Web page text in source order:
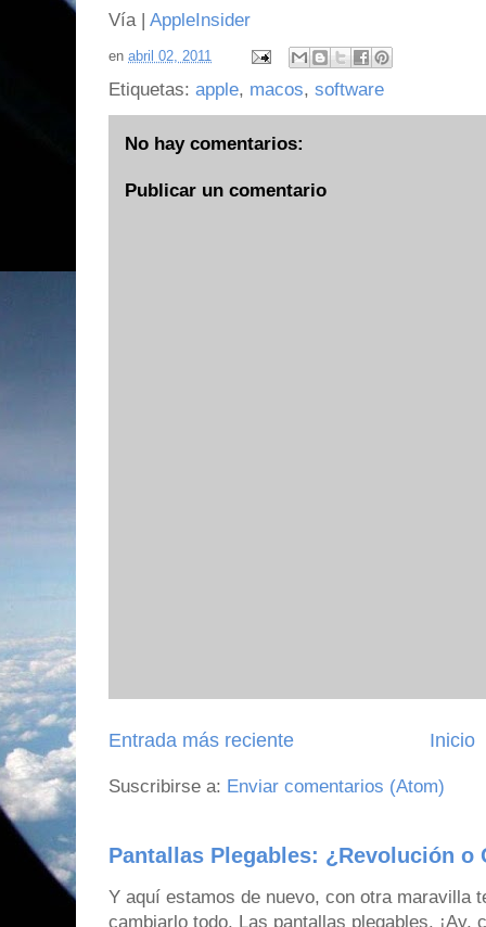
Vía | AppleInsider
en abril 02, 2011
Etiquetas: apple, macos, software
No hay comentarios:
Publicar un comentario
Entrada más reciente Inicio
Suscribirse a: Enviar comentarios (Atom)
Pantallas Plegables: ¿Revolución o
Y aquí estamos de nuevo, con otra maravilla
cambiarlo todo. Las pantallas plegables. ¡Ay,